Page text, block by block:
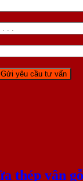
thép vân